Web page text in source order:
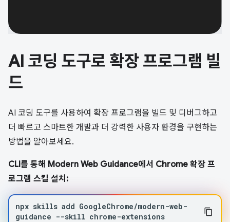
AI 코딩 도구로 확장 프로그램 빌
드
AI 코딩 도구를 사용하여 확장 프로그램을 빌드 및 디버그하고
더 빠르고 스마트한 개발과 더 강력한 사용자 환경을 구현하는
방법을 알아보세요.
CLI를 통해 Modern Web Guidance에서 Chrome 확장 프
로그램 스킬 설치:
npx skills add GoogleChrome/modern-web-
guidance --skill chrome-extensions